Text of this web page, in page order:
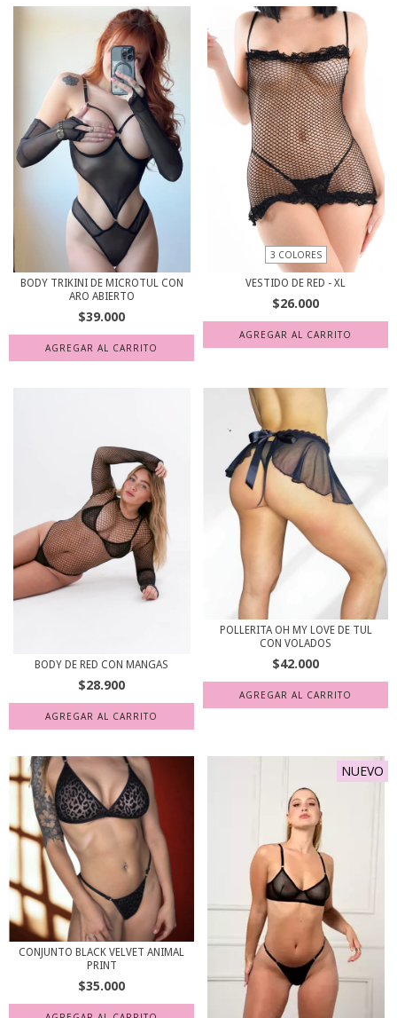
BODY TRIKINI DE MICROTUL CON
ARO ABIERTO
$39.000
AGREGAR AL CARRITO
3 COLORES
VESTIDO DE RED - XL
$26.000
AGREGAR AL CARRITO
BODY DE RED CON MANGAS
$28.900
POLLERITA OH MY LOVE DE TUL
CON VOLADOS
$42.000
AGREGAR AL CARRITO
CONJUNTO BLACK VELVET ANIMAL
PRINT
$35.000
NUEVO